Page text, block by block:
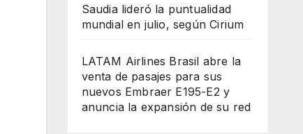
Saudia lideró la puntualidad
mundial en julio, según Cirium
LATAM Airlines Brasil abre la
venta de pasajes para sus
nuevos Embraer E195-E2 y
anuncia la expansión de su red